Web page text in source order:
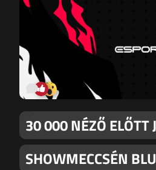
30 000 NÉZŐ ELŐTT
SHOWMECCSÉN